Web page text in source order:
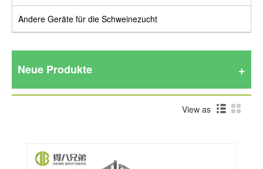
Andere Geräte für die Schweinezucht
Neue Produkte
View as